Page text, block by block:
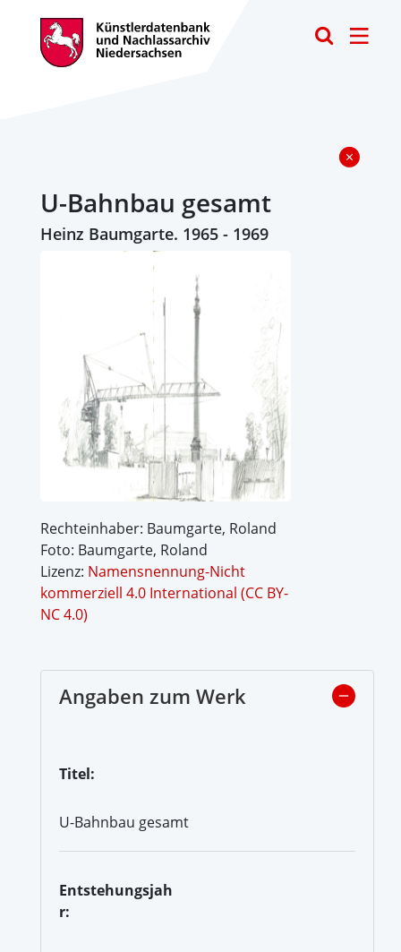
U-Bahnbau gesamt
Heinz Baumgarte. 1965 - 1969
Rechteinhaber: Baumgarte, Roland
Foto: Baumgarte, Roland
Lizenz: Namensnennung-Nicht
kommerziell 4.0 International (CC BY-
NC 4.0)
Angaben zum Werk
Titel:
U-Bahnbau gesamt
Entstehungsjah
r: